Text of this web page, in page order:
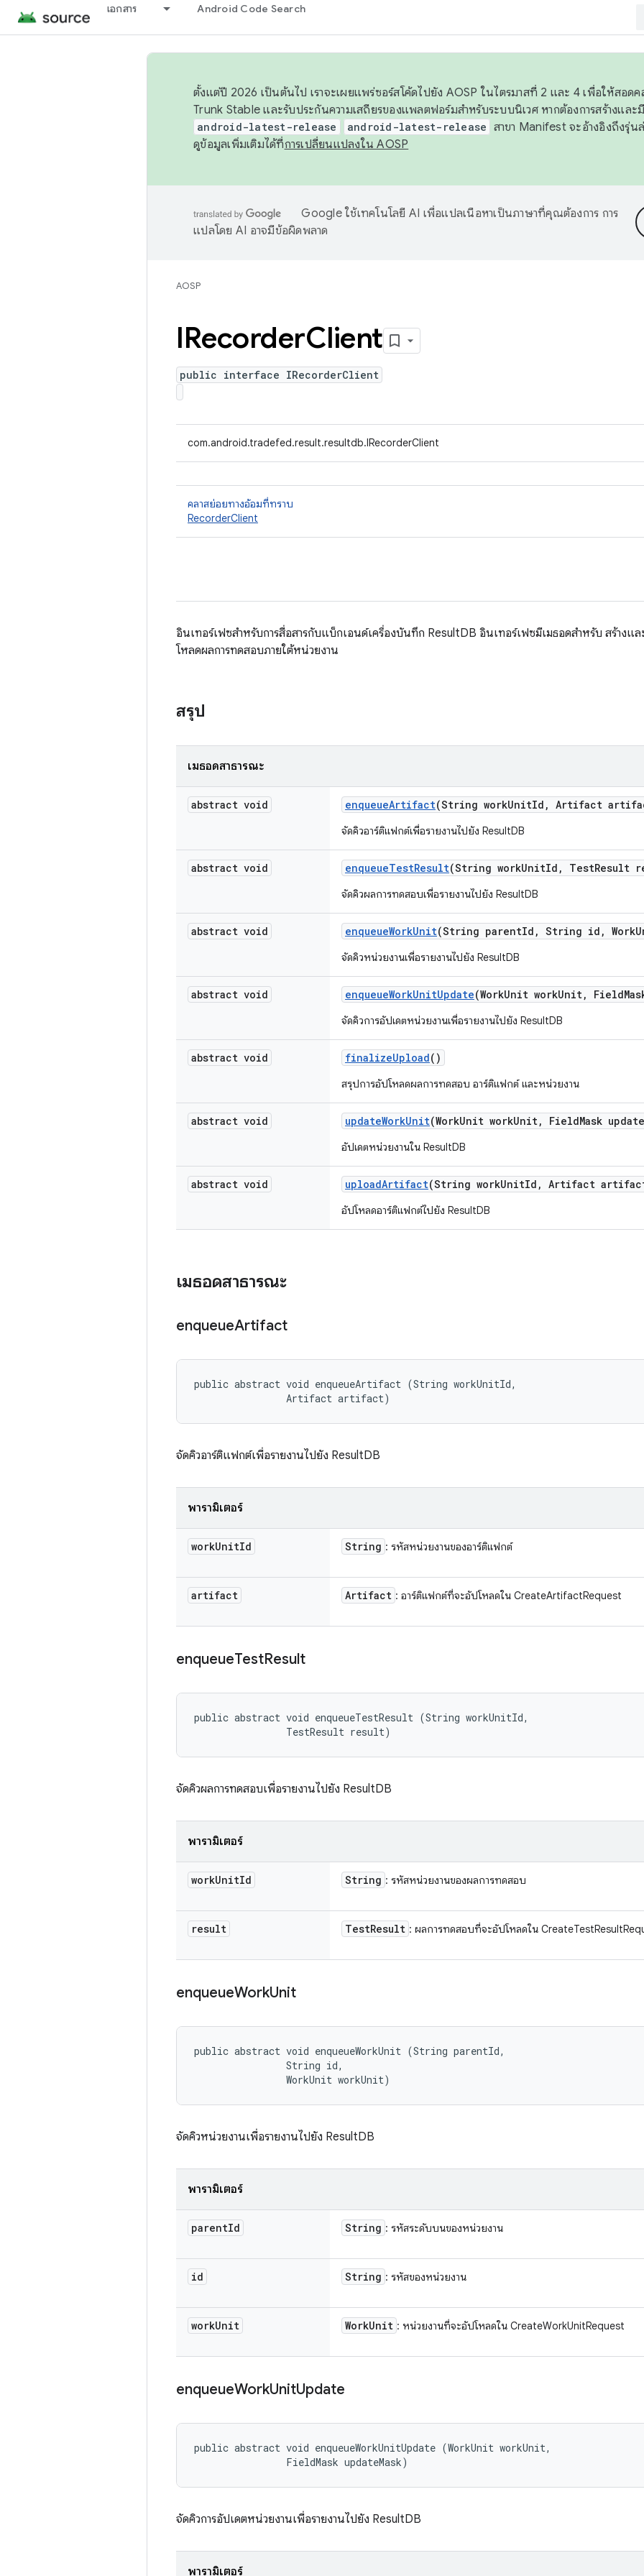
เอกสาร Android Code Search
ตั้งแต่ปี 2026 เป็นต้นไป เราจะเผยแพร่ซอร์สโค้ดไปยัง AOSP ในไตรมาสที่ 2 และ 4 เพื่อให้สอด
Trunk Stable และรับประกันความเสถียรของแพลตฟอร์มสำหรับระบบนิเวศ หากต้องการสร้างและ
android-latest-release android-latest-release สาขา Manifest จะอ้างอิงถึงรุ่
ดูข้อมูลเพิ่มเติมได้ที่การเปลี่ยนแปลงใน AOSP
Google ใช้เทคโนโลยี AI เพื่อแปลเนื้อหาเป็นภาษาที่คุณต้องการ การ
แปลโดย AI อาจมีข้อผิดพลาด
AOSP
IRecorderClient
public interface IRecorderClient
com.android.tradefed.result.resultdb.IRecorderClient
คลาสย่อยทางอ้อมที่ทราบ
RecorderClient
อินเทอร์เฟซสำหรับการสื่อสารกับแบ็กเอนด์เครื่องบันทึก ResultDB อินเทอร์เฟซมีเมธอดสำหรับ สร้างแ
โหลดผลการทดสอบภายใต้หน่วยงาน
สรุป
เมธอดสาธารณะ
abstract void enqueueArtifact(String workUnitId , Artifact
จัดคิวอาร์ติแฟกต์เพื่อรายงานไปยัง ResultDB
abstract void enqueueTestResult(String workUnitId , TestResult
จัดคิวผลการทดสอบเพื่อรายงานไปยัง ResultDB
abstract void enqueueWorkUnit(String parentId , String id , Work
จัดคิวหน่วยงานเพื่อรายงานไปยัง ResultDB
abstract void enqueueWorkUnitUpdate(WorkUnit workUnit, Field
จัดคิวการอัปเดตหน่วยงานเพื่อรายงานไปยัง ResultDB
abstract void finalizeUpload()
สรุปการอัปโหลดผลการทดสอบ อาร์ติแฟกต์ และหน่วยงาน
abstract void updateWorkUnit(WorkUnit workUnit, FieldMask update
อัปเดตหน่วยงานใน ResultDB
abstract void uploadArtifact(String workUnitId , Artifact
อัปโหลดอาร์ติแฟกต์ไปยัง ResultDB
เมธอดสาธารณะ
enqueueArtifact
public abstract void enqueueArtifact (String workUnitId,
                Artifact artifact)
จัดคิวอาร์ติแฟกต์เพื่อรายงานไปยัง ResultDB
พารามิเตอร์
workUnitId String : รหัสหน่วยงานของอาร์ติแฟกต์
artifact Artifact : อาร์ติแฟกต์ที่จะอัปโหลดใน CreateArtifactRequest
enqueueTestResult
public abstract void enqueueTestResult (String workUnitId,
                TestResult result)
จัดคิวผลการทดสอบเพื่อรายงานไปยัง ResultDB
พารามิเตอร์
workUnitId String : รหัสหน่วยงานของผลการทดสอบ
result TestResult : ผลการทดสอบที่จะอัปโหลดใน
enqueueWorkUnit
public abstract void enqueueWorkUnit (String parentId,
                String id,
                WorkUnit workUnit)
จัดคิวหน่วยงานเพื่อรายงานไปยัง ResultDB
พารามิเตอร์
parentId String : รหัสระดับบนของหน่วยงาน
id String : รหัสของหน่วยงาน
workUnit WorkUnit : หน่วยงานที่จะอัปโหลดใน CreateWorkUnitRequest
enqueueWorkUnitUpdate
public abstract void enqueueWorkUnitUpdate (WorkUnit workUnit,
                FieldMask updateMask)
จัดคิวการอัปเดตหน่วยงานเพื่อรายงานไปยัง ResultDB
พารามิเตอร์